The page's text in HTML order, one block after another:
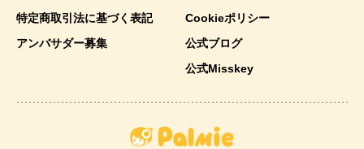
特定商取引法に基づく表記
Cookieポリシー
アンバサダー募集
公式ブログ
公式Misskey